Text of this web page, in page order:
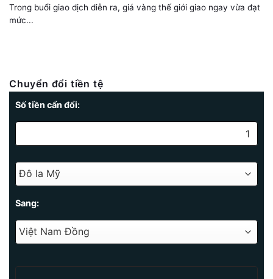
Trong buổi giao dịch diễn ra, giá vàng thế giới giao ngay vừa đạt
mức...
Chuyển đổi tiền tệ
Số tiền cẩn đổi:
Sang: